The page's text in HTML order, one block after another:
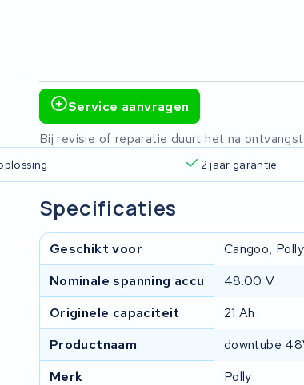
Service aanvragen
Bij revisie of reparatie duurt het na
2 jaar garantie
Specificaties
Geschikt voor
Cangoo,
Nominale spanning accu
48.00 V
Originele capaciteit
21 Ah
Productnaam
downtube
Merk
Polly